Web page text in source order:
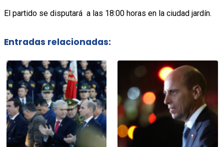
El partido se disputará a las 18:00 horas en la ciudad jardín.
Entradas relacionadas: